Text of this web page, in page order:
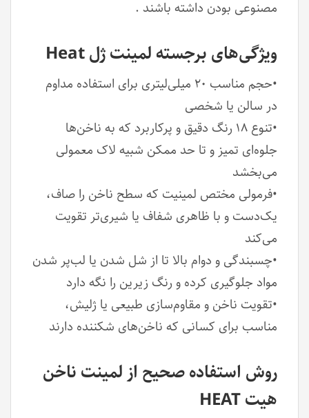
مصنوعی بودن داشته باشند .
ویژگی‌های برجسته لمینت‌ ژل Heat
•حجم مناسب ۲۰ میلی‌لیتری برای استفاده مداوم
در سالن یا شخصی
•تنوع ۱۸ رنگ دقیق و پرکاربرد که به ناخن‌ها
جلوه‌ای تمیز و تا حد ممکن شبیه لاک معمولی
می‌بخشد
•فرمولی مختص لمینیت که سطح ناخن را صاف،
یک‌دست و با ظاهری شفاف یا شیری‌تر تقویت
می‌کند
•چسبندگی و دوام بالا تا از شل شدن یا لب‌پر شدن
مواد جلوگیری کرده و رنگ زیرین را نگه دارد
•تقویت ناخن و مقاوم‌سازی طبیعی یا ژلیش،
مناسب برای کسانی که ناخن‌های شکننده دارند
روش استفاده صحیح از لمینت ناخن
هیت HEAT